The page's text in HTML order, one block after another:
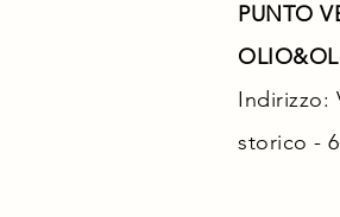
PUNTO
Indirizzo:
storico -